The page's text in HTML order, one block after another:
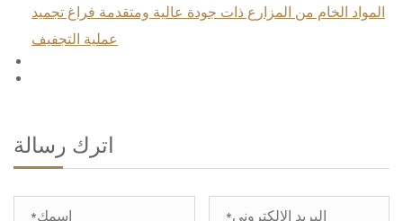
المواد الخام من المزارع ذات جودة عالية ومتقدمة فراغ تجميد
عملية التجفيف
اترك رسالة